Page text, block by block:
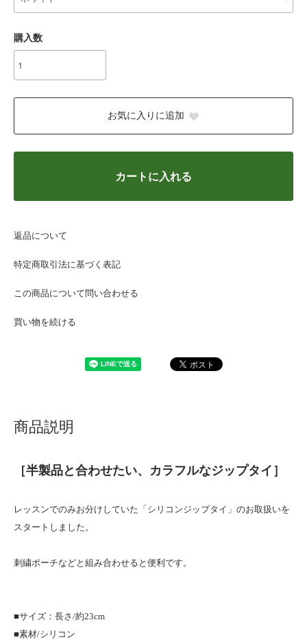
購入数
お気に入りに追加
カートに入れる
返品について
特定商取引法に基づく表記
この商品について問い合わせる
買い物を続ける
商品説明
［半製品と合わせたい、カラフルなジップタイ］
レッスンでのみお分けしていた「シリコンジップタイ」のお取扱いを
スタートしました。
刺繍ポーチなどと組み合わせると便利です。
■サイズ：長さ/約23cm
■素材/シリコン